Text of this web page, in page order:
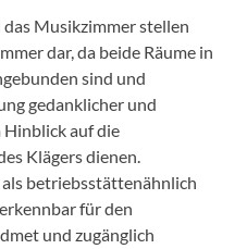
Musikzimmer stellen
dar, da beide Räume in
sind und
gedanklicher und
auf die
Klägers dienen.
betriebsstättenähnlich
für den
und zugänglich